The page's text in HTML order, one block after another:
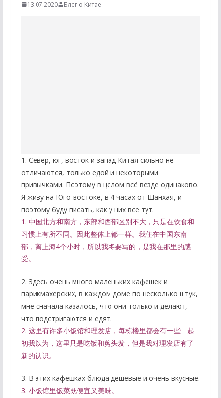
13.07.2020 Блог о Китае
1. Север, юг, восток и запад Китая сильно не
отличаются, только едой и некоторыми
привычками. Поэтому в целом всё везде одинаково.
Я живу на Юго-востоке, в 4 часах от Шанхая, и
поэтому буду писать, как у них все тут.
1. 中国北方和南方，东部和西部区别不大，只是在饮食和
习惯上有所不同。因此整体上都一样。我住在中国东南
部，离上海4个小时，所以我将要写的，是我在那里的感
受。
2. Здесь очень много маленьких кафешек и
парикмахерских, в каждом доме по несколько штук,
мне сначала казалось, что они только и делают,
что подстригаются и едят.
2. 这里有许多小饭馆和理发店，每栋楼里都会有一些，起
初我以为，这里只是吃饭和剪头发，但是我对理发店有了
新的认识。
3. В этих кафешках блюда дешевые и очень вкусные.
3. 小饭馆里饭菜既便宜又美味。